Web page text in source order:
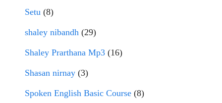
Setu (8)
shaley nibandh (29)
Shaley Prarthana Mp3 (16)
Shasan nirnay (3)
Spoken English Basic Course (8)